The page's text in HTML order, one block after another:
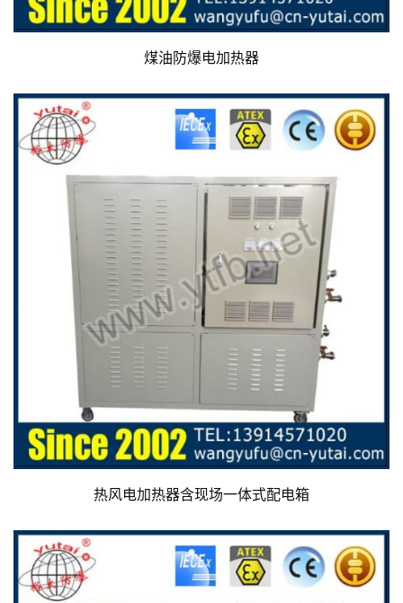
煤油防爆电加热器
热风电加热器含现场一体式配电箱